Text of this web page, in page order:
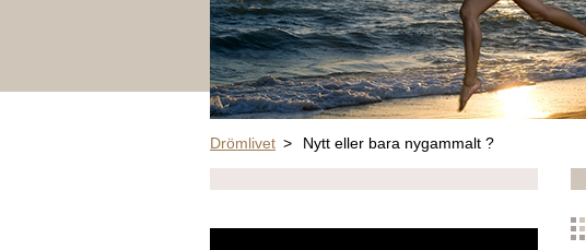
Drömlivet > Nytt eller bara nygammalt ?